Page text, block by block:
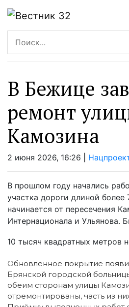
В Бежице
ремонт
Камозина
2 июня 2026, 16:26 |
В прошлом году начались
участка дороги длиной
начинается от пересечения
Интернационала и Ульянова.
10 тысяч квадратных метров
Обновлённое покрытие
Брянской городской
обеим сторонам улицы
отремонтированы, часть из